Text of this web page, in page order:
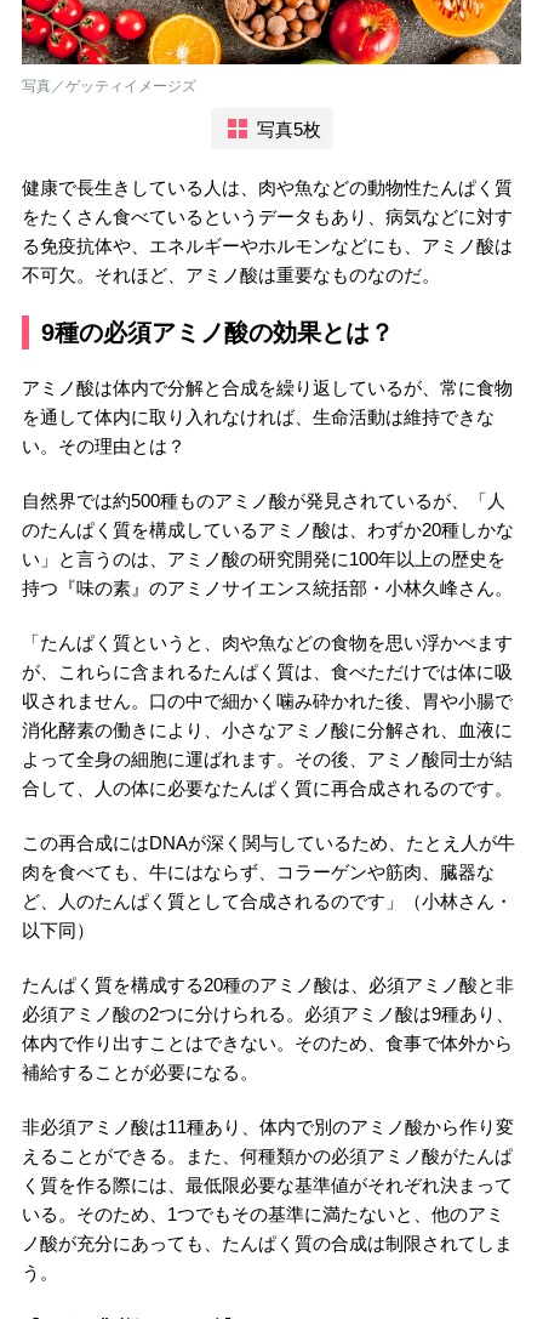
写真／ゲッティイメージズ
写真5枚
健康で長生きしている人は、肉や魚などの動物性たんぱく質
をたくさん食べているというデータもあり、病気などに対す
る免疫抗体や、エネルギーやホルモンなどにも、アミノ酸は
不可欠。それほど、アミノ酸は重要なものなのだ。
9種の必須アミノ酸の効果とは？
アミノ酸は体内で分解と合成を繰り返しているが、常に食物
を通して体内に取り入れなければ、生命活動は維持できな
い。その理由とは？
自然界では約500種ものアミノ酸が発見されているが、「人
のたんぱく質を構成しているアミノ酸は、わずか20種しかな
い」と言うのは、アミノ酸の研究開発に100年以上の歴史を
持つ『味の素』のアミノサイエンス統括部・小林久峰さん。
「たんぱく質というと、肉や魚などの食物を思い浮かべます
が、これらに含まれるたんぱく質は、食べただけでは体に吸
収されません。口の中で細かく噛み砕かれた後、胃や小腸で
消化酵素の働きにより、小さなアミノ酸に分解され、血液に
よって全身の細胞に運ばれます。その後、アミノ酸同士が結
合して、人の体に必要なたんぱく質に再合成されるのです。
この再合成にはDNAが深く関与しているため、たとえ人が牛
肉を食べても、牛にはならず、コラーゲンや筋肉、臓器な
ど、人のたんぱく質として合成されるのです」（小林さん・
以下同）
たんぱく質を構成する20種のアミノ酸は、必須アミノ酸と非
必須アミノ酸の2つに分けられる。必須アミノ酸は9種あり、
体内で作り出すことはできない。そのため、食事で体外から
補給することが必要になる。
非必須アミノ酸は11種あり、体内で別のアミノ酸から作り変
えることができる。また、何種類かの必須アミノ酸がたんぱ
く質を作る際には、最低限必要な基準値がそれぞれ決まって
いる。そのため、1つでもその基準に満たないと、他のアミ
ノ酸が充分にあっても、たんぱく質の合成は制限されてしま
う。